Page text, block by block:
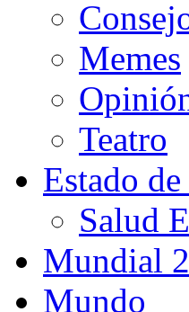
Memes
Teatro
Estado
Salud
Mundial
Mundo